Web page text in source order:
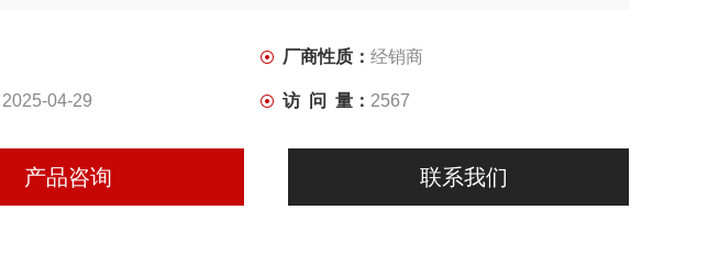
厂商性质： 经销商
2025-04-29 访 问 量： 2567
产品咨询 联系我们